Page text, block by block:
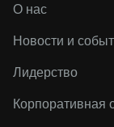
О нас
Новости и
Лидерство
Корпоративная